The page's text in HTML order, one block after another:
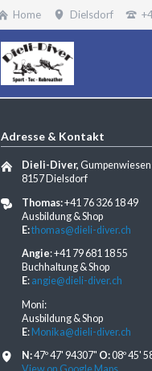
Home Dielsdorf
Adresse & Kontakt
Dieli-Diver,
8157 Dielsdorf
Thomas:+41 76 326 18 49
Ausbildung & Shop
E:thomas@dieli-diver.ch
Angie: +41 79 681 18 55
Buchhaltung & Shop
E: angie@dieli-diver.ch
Moni:
Ausbildung & Shop
E: Monika@dieli-diver.ch
N:47º 47' 94307" O:08º 45'